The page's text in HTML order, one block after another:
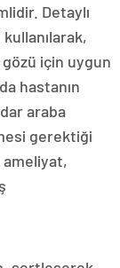
Detaylı
için uygun
hastanın
araba
gerektiği